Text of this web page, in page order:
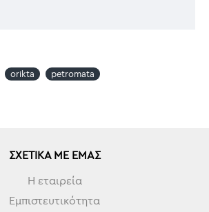
orikta petromata
ΣΧΕΤΙΚΆ ΜΕ ΕΜΆΣ
Η εταιρεία
Εμπιστευτικότητα